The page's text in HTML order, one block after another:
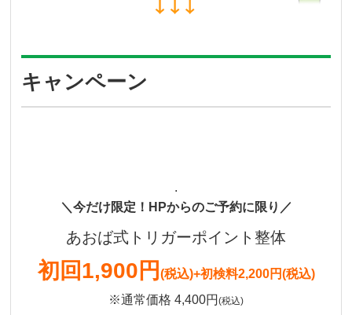
キャンペーン
.
＼今だけ限定！HPからのご予約に限り／
あおば式トリガーポイント整体
初回1,900円 (税込)+初検料2,200円(税込)
※通常価格 4,400円 (税込)